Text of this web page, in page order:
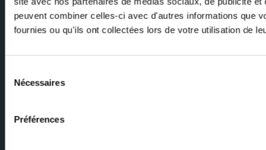
peuvent combiner celles-ci avec d'autres informations que
fournies ou qu'ils ont collectées lors de votre utilisation de
Nécessaires
Préférences
E-mail
Pregunte a nuestros expertos